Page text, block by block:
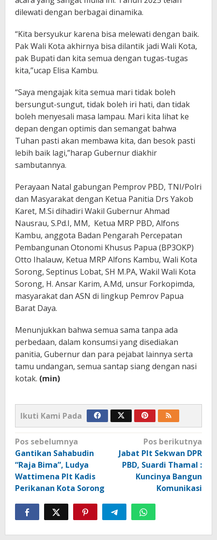
dilewati dengan berbagai dinamika.
“Kita bersyukur karena bisa melewati dengan baik.
Pak Wali Kota akhirnya bisa dilantik jadi Wali Kota,
pak Bupati dan kita semua dengan tugas-tugas
kita,”ucap Elisa Kambu.
“Saya mengajak kita semua mari tidak boleh
bersungut-sungut, tidak boleh iri hati, dan tidak
boleh menyesali masa lampau. Mari kita lihat ke
depan dengan optimis dan semangat bahwa
Tuhan pasti akan membawa kita, dan besok pasti
lebih baik lagi,”harap Gubernur diakhir
sambutannya.
Perayaan Natal gabungan Pemprov PBD, TNI/Polri
dan Masyarakat dengan Ketua Panitia Drs Yakob
Karet, M.Si dihadiri Wakil Gubernur Ahmad
Nausrau, S.Pd.I, MM, Ketua MRP PBD, Alfons
Kambu, anggota Badan Pengarah Percepatan
Pembangunan Otonomi Khusus Papua (BP3OKP)
Otto Ihalauw, Ketua MRP Alfons Kambu, Wali Kota
Sorong, Septinus Lobat, SH M.PA, Wakil Wali Kota
Sorong, H. Ansar Karim, A.Md, unsur Forkopimda,
masyarakat dan ASN di lingkup Pemrov Papua
Barat Daya.
Menunjukkan bahwa semua sama tanpa ada
perbedaan, dalam konsumsi yang disediakan
panitia, Gubernur dan para pejabat lainnya serta
tamu undangan, semua santap siang dengan nasi
kotak. (min)
Ikuti Kami Pada
Navigasi
pos
Pos sebelumnya
Gantikan Sahabudin
“Raja Bima”, Ludya
Wattimena Plt Kadis
Perikanan Kota Sorong
Pos berikutnya
Jabat Plt Sekwan DPR
PBD, Suardi Thamal :
Kuncinya Bangun
Komunikasi